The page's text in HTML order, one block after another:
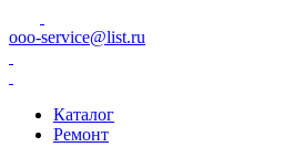
ooo-service@list.ru
Каталог
Ремонт